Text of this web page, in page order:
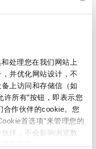
处理您在我们网站上
并优化网站设计，不
上访问和存储信（如
许所有”按钮，即表示您
合作伙伴的cookie。您
首选项”来管理您的
伴，不会影响浏览数
隐私政策。